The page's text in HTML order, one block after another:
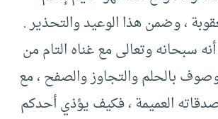
، وضمن هذا الوعيد والتحذير .
سبحانه وتعالى مع غناه التام من
بالحلم والتجاوز والصفح ، مع
العميمة ، فكيف يؤذي أحدكم